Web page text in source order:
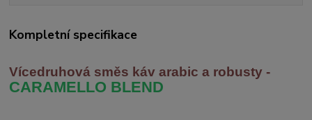
Kompletní specifikace
Vícedruhová směs káv arabic a robusty -
CARAMELLO BLEND